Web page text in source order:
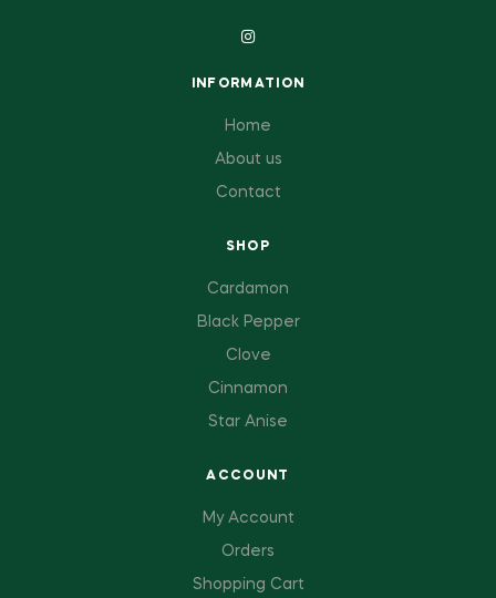
INFORMATION
Home
About us
Contact
SHOP
Cardamon
Black Pepper
Clove
Cinnamon
Star Anise
ACCOUNT
My Account
Orders
Shopping Cart